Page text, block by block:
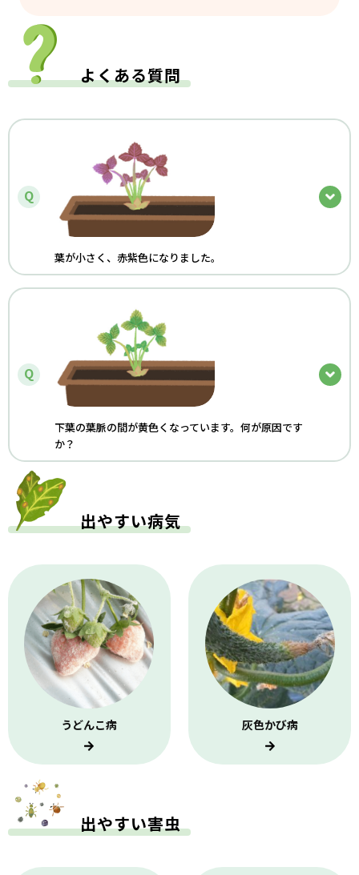
よくある質問
Q
葉が小さく、赤紫色になりました。
Q
下葉の葉脈の間が黄色くなっています。何が原因です
か？
出やすい病気
うどんこ病 灰色かび病
出やすい害虫